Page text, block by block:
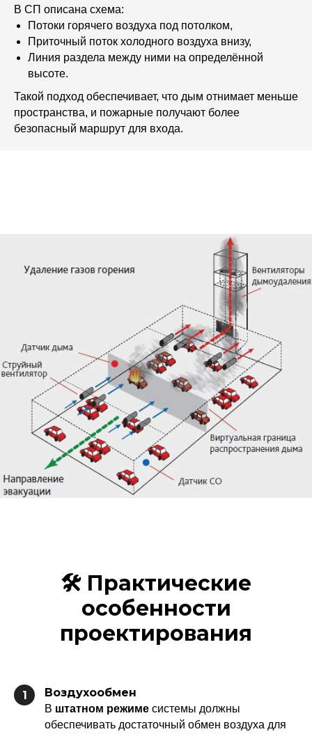
В СП описана схема:
Потоки горячего воздуха под потолком,
Приточный поток холодного воздуха внизу,
Линия раздела между ними на определённой
высоте.
Такой подход обеспечивает, что дым отнимает меньше
пространства, и пожарные получают более
безопасный маршрут для входа.
🛠 Практические
особенности
проектирования
1 Воздухообмен
В штатном режиме системы должны
обеспечивать достаточный обмен воздуха для